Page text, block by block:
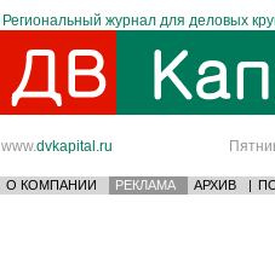
Региональный журнал для деловых
www.dvkapital.ru
О КОМПАНИИ РЕКЛАМА АРХИВ |